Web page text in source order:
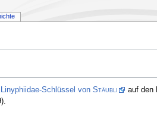
Linyphiidae-Schlüssel von Stäubli
auf den